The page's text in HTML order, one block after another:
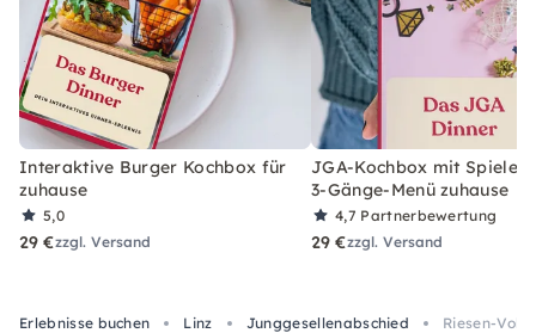
Interaktive Burger Kochbox für
zuhause
5,0
29 €zzgl. Versand
JGA-Kochbox mit Spielen
3-Gänge-Menü zuhause
4,7 Partnerbewertung
29 €zzgl. Versand
Erlebnisse buchen Linz Junggesellenabschied
Riesen-